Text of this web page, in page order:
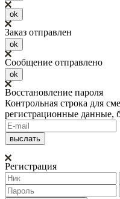
ok
Заказ отправлен
ok
Сообщение отправлено
ok
Восстановление пароля
Контрольная строка для
регистрационные данные,
Регистрация